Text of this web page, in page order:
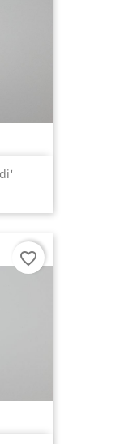
favorite_border